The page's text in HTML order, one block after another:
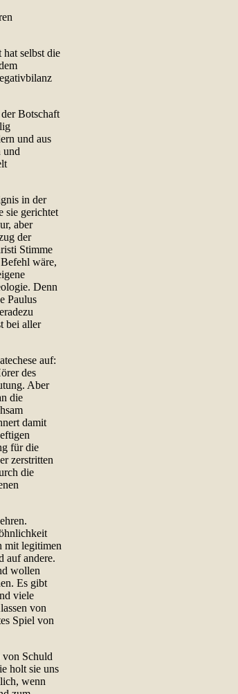
hat selbst die
Botschaft
und aus
und
in der
sie gerichtet
aber
der
Stimme
wäre,
Denn
Paulus
bei aller
auf:
des
Aber
die
damit
für die
zerstritten
die
mit legitimen
auf andere.
wollen
Es gibt
viele
von
Spiel von
von Schuld
holt sie uns
wenn